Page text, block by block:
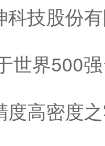
科技股份
世界500
高密度